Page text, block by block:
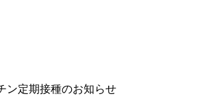
ン定期接種のお知らせ